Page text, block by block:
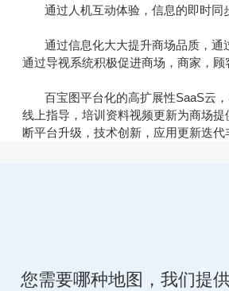
通过人机互动体验，信息的即时同
通过信息化大大提升商场品质，通
通过导视系统积极促进商场，商家，
百宝图平台化的高扩展性SaaS云，
线上指导，培训资料视频更新为商场
断平台升级，技术创新，应用更新迭
您需要哪种地图，我们提